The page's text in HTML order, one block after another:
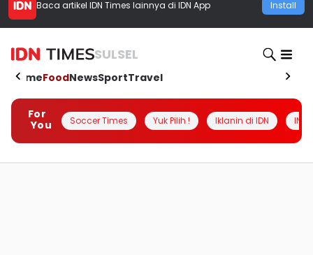
Baca artikel IDN Times lainnya di IDN App Install
SULSEL
HomeFoodNewsSportTravel
For
You
Soccer Times Yuk Pilih ! Iklanin di IDN